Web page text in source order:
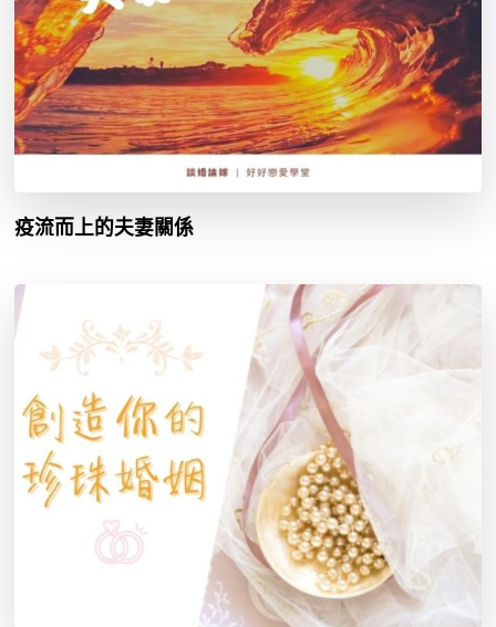
疫流而上的夫妻關係